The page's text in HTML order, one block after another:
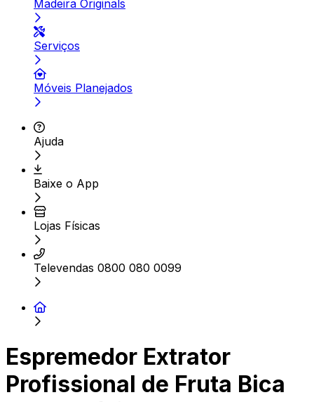
Madeira Originals
Serviços
Móveis Planejados
Ajuda
Baixe o App
Lojas Físicas
Televendas 0800 080 0099
Espremedor Extrator
Profissional de Fruta Bica